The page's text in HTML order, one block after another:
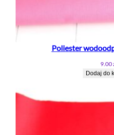
Poliester
9.00
Dodaj do